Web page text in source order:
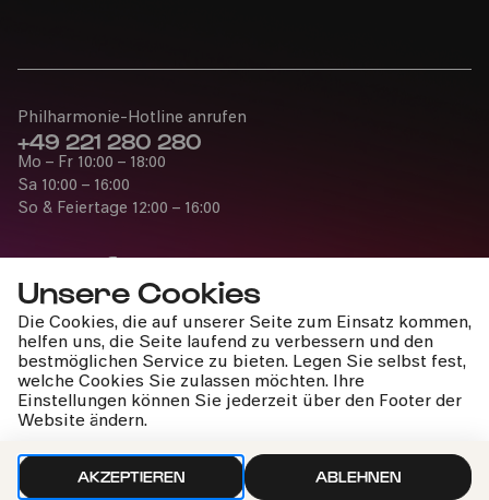
Unsere Cookies
Die Cookies, die auf unserer Seite zum Einsatz kommen,
helfen uns, die Seite laufend zu verbessern und den
bestmöglichen Service zu bieten. Legen Sie selbst fest,
welche Cookies Sie zulassen möchten. Ihre
Einstellungen können Sie jederzeit über den Footer der
Website ändern.
AKZEPTIEREN ABLEHNEN
Bürgerzentrum Nippes, Altenberger Hof
PhilharmonieVeedel Pänz
»Spiel.Platz.Musik.«
Fr
14.06.2024
10:30
Presse
Jobs
News
Kontakt
Widerruf einreichen
Philharmonie-Hotline anrufen
+49 221 280 280
Mo – Fr 10:00 – 18:00
Sa 10:00 – 16:00
So & Feiertage 12:00 – 16:00